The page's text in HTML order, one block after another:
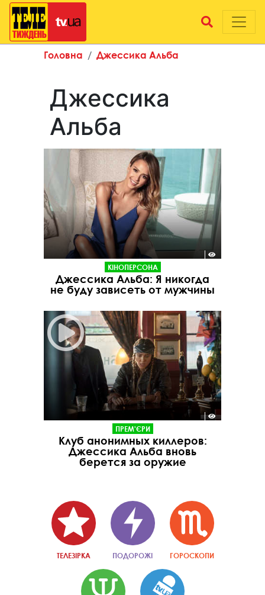
Головна Джессика Альба
Джессика
Альба
КІНОПЕРСОНА
Джессика Альба: Я никогда
не буду зависеть от мужчины
ПРЕМ'ЄРИ
Клуб анонимных киллеров:
Джессика Альба вновь
берется за оружие
ТЕЛЕЗІРКА ПОДОРОЖІ ГОРОСКОПИ